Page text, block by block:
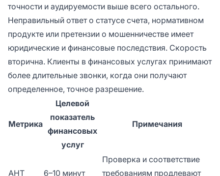
точности и аудируемости выше всего остального.
Неправильный ответ о статусе счета, нормативном
продукте или претензии о мошенничестве имеет
юридические и финансовые последствия. Скорость
вторична. Клиенты в финансовых услугах принимают
более длительные звонки, когда они получают
определенное, точное разрешение.
Метрика
Целевой
показатель
финансовых
услуг
Примечания
AHT 6–10 минут
Проверка и соответствие
требованиям продлевают